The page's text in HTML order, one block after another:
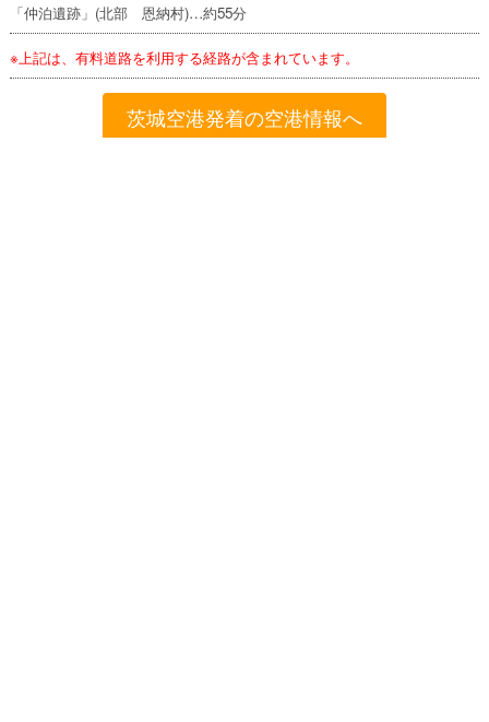
「仲泊遺跡」(北部 恩納村)…約55分
※上記は、有料道路を利用する経路が含まれています。
茨城空港発着の空港情報へ